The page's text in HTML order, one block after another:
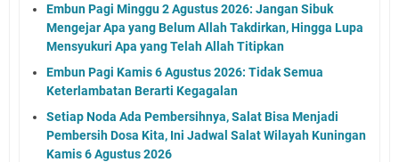
Embun Pagi Minggu 2 Agustus 2026: Jangan Sibuk
Mengejar Apa yang Belum Allah Takdirkan, Hingga Lupa
Mensyukuri Apa yang Telah Allah Titipkan
Embun Pagi Kamis 6 Agustus 2026: Tidak Semua
Keterlambatan Berarti Kegagalan
Setiap Noda Ada Pembersihnya, Salat Bisa Menjadi
Pembersih Dosa Kita, Ini Jadwal Salat Wilayah Kuningan
Kamis 6 Agustus 2026